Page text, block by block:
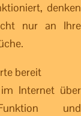
denken
nur an Ihre
bereit
Internet über
und